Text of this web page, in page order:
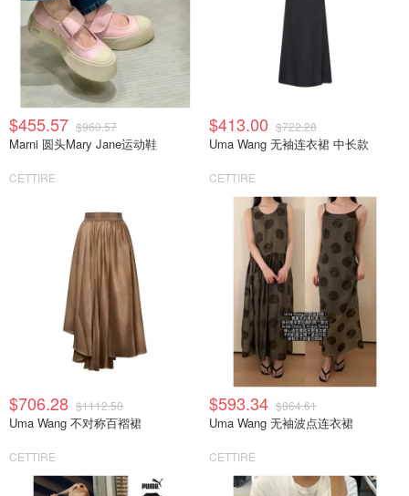
$455.57 $960.57
Marni 圆头Mary Jane运动鞋
CETTIRE
$413.00 $722.28
Uma Wang 无袖连衣裙 中长款
CETTIRE
$706.28 $1112.50
Uma Wang 不对称百褶裙
CETTIRE
$593.34 $864.61
Uma Wang 无袖波点连衣裙
CETTIRE